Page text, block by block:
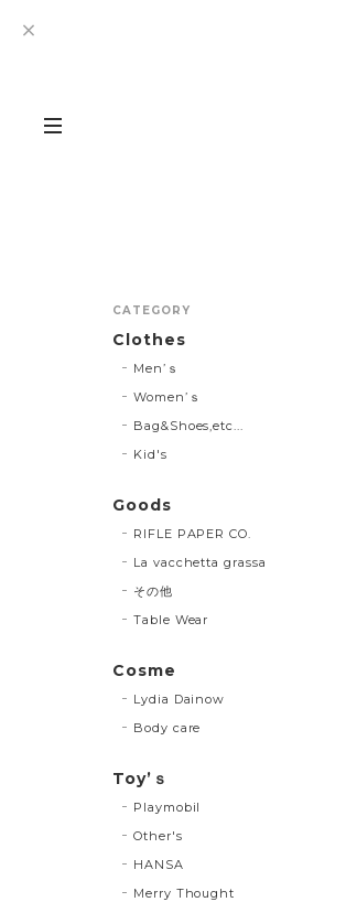
CATEGORY
Clothes
Men’ｓ
Women’ｓ
Bag&Shoes,etc...
Kid's
Goods
RIFLE PAPER CO.
La vacchetta grassa
その他
Table Wear
Cosme
Lydia Dainow
Body care
Toy’ｓ
Playmobil
Other's
HANSA
Merry Thought